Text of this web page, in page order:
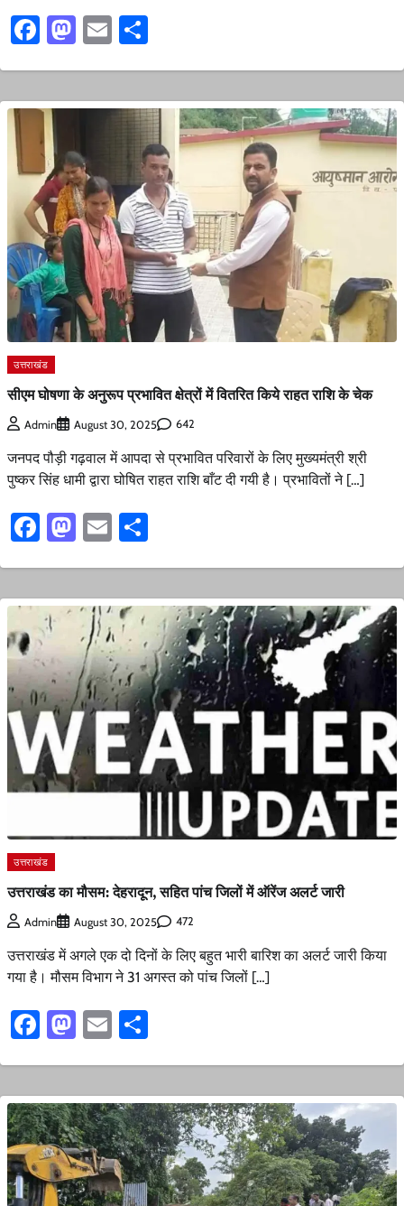
Facebook
Mastodon
Email
उत्तराखंड
सीएम घोषणा के अनुरूप प्रभावित क्षेत्रों में वितरित किये राहत राशि के चेक
Admin August 30, 2025 642
जनपद पौड़ी गढ़वाल में आपदा से प्रभावित परिवारों के लिए मुख्यमंत्री श्री
पुष्कर सिंह धामी द्वारा घोषित राहत राशि बाँट दी गयी है। प्रभावितों ने […]
Facebook
Mastodon
Email
उत्तराखंड
उत्तराखंड का मौसम: देहरादून, सहित पांच जिलों में ऑरेंज अलर्ट जारी
Admin August 30, 2025 472
उत्तराखंड में अगले एक दो दिनों के लिए बहुत भारी बारिश का अलर्ट जारी किया
गया है। मौसम विभाग ने 31 अगस्त को पांच जिलों […]
Facebook
Mastodon
Email